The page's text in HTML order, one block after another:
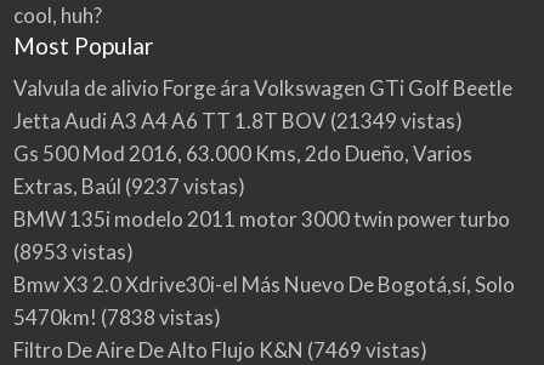
cool, huh?
Most Popular
Valvula de alivio Forge ára Volkswagen GTi Golf Beetle
Jetta Audi A3 A4 A6 TT 1.8T BOV(21349 vistas)
Gs 500 Mod 2016, 63.000 Kms, 2do Dueño, Varios
Extras, Baúl (9237 vistas)
BMW 135i modelo 2011 motor 3000 twin power turbo
(8953 vistas)
Bmw X3 2.0 Xdrive30i-el Más Nuevo De Bogotá,sí, Solo
5470km! (7838 vistas)
Filtro De Aire De Alto Flujo K&N (7469 vistas)